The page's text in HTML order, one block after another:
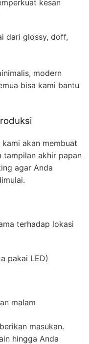
kesan
dari glossy, doff,
modern
bisa kami bantu
akan membuat
tampilan akhir papan
agar Anda
terhadap lokasi
pakai LED)
malam
masukan.
hingga Anda